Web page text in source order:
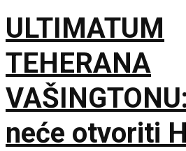
ULTIMATUM
TEHERANA
neće otvoriti